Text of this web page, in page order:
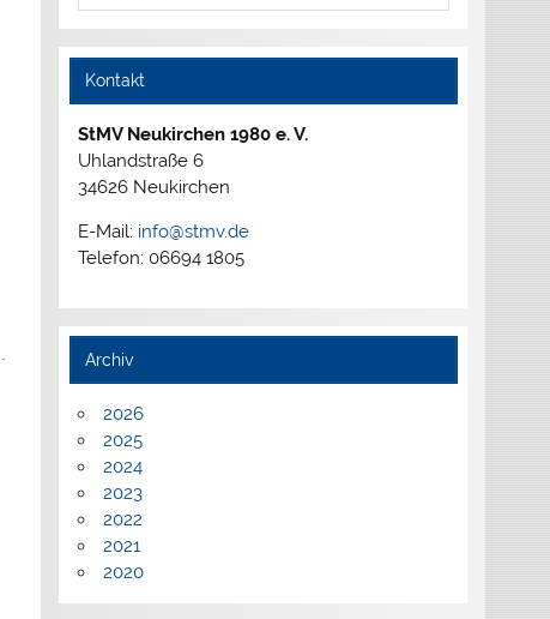
Kontakt
StMV Neukirchen 1980 e. V.
Uhlandstraße 6
34626 Neukirchen
E-Mail: info@stmv.de
Telefon: 06694 1805
Archiv
2026
2025
2024
2023
2022
2021
2020